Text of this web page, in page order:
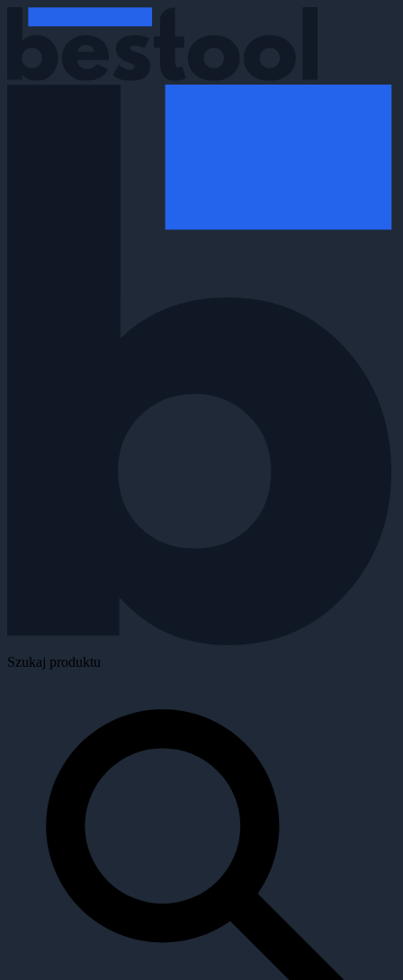
Szukaj produktu